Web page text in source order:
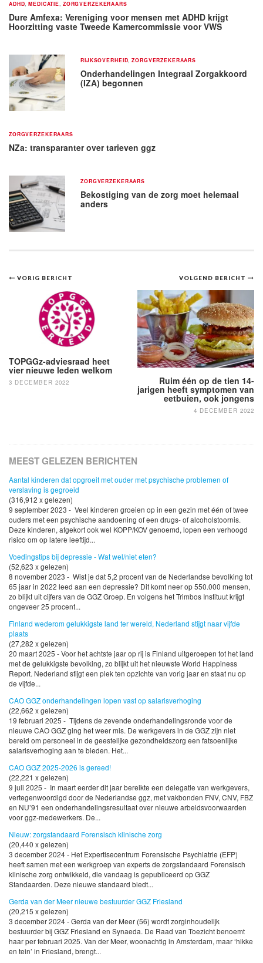
ADHD ,MEDICATIE ZORGVERZEKERAARS
Dure Amfexa: Vereniging voor mensen met ADHD krijgt
Hoorzitting vaste Tweede Kamercommissie voor VWS
RIJKSOVERHEID ,ZORGVERZEKERAARS
Onderhandelingen Integraal Zorgakkoord
(IZA) begonnen
ZORGVERZEKERAARS
NZa: transparanter over tarieven ggz
ZORGVERZEKERAARS
Bekostiging van de zorg moet helemaal
anders
Bericht
navigatie
VOLGEND BERICHT
Ruim één op de tien 14-
jarigen heeft symptomen van
eetbuien, ook jongens
4 DECEMBER 2022
VORIG BERICHT
TOPGGz-adviesraad heet
vier nieuwe leden welkom
3 DECEMBER 2022
MEEST GELEZEN BERICHTEN
Aantal kinderen dat opgroeit met ouder met psychische problemen of
verslaving is gegroeid
(316,912 x gelezen)
9 september 2023 - Veel kinderen groeien op in een gezin met één of twee
ouders met een psychische aandoening of een drugs- of alcoholstoornis.
Deze kinderen, afgekort ook wel KOPP/KOV genoemd, lopen een verhoogd
risico om op latere leeftijd...
Voedingstips bij depressie - Wat wel/niet eten?
(52,623 x gelezen)
8 november 2023 - Wist je dat 5,2 procent van de Nederlandse bevolking tot
65 jaar in 2022 leed aan een depressie? Dit komt neer op 550.000 mensen,
zo blijkt uit cijfers van de GGZ Groep. En volgens het Trimbos Instituut krijgt
ongeveer 25 procent...
Finland wederom gelukkigste land ter wereld, Nederland stijgt naar vijfde
plaats
(27,282 x gelezen)
20 maart 2025 - Voor het achtste jaar op rij is Finland uitgeroepen tot het land
met de gelukkigste bevolking, zo blijkt uit het nieuwste World Happiness
Report. Nederland stijgt een plek ten opzichte van vorig jaar en staat nu op
de vijfde...
CAO GGZ onderhandelingen lopen vast op salarisverhoging
(22,662 x gelezen)
19 februari 2025 - Tijdens de zevende onderhandelingsronde voor de
nieuwe CAO GGZ ging het weer mis. De werkgevers in de GGZ zijn niet
bereid om personeel in de geestelijke gezondheidszorg een fatsoenlijke
salarisverhoging aan te bieden. Het...
CAO GGZ 2025-2026 is gereed!
(22,221 x gelezen)
9 juli 2025 - In maart eerder dit jaar bereikte een delegatie van werkgevers,
vertegenwoordigd door de Nederlandse ggz, met vakbonden FNV, CNV, FBZ
en NU’91 een onderhandelingsresultaat over nieuwe arbeidsvoorwaarden
voor ggz-medewerkers. De...
Nieuw: zorgstandaard Forensisch klinische zorg
(20,440 x gelezen)
3 december 2024 - Het Expertisecentrum Forensische Psychiatrie (EFP)
heeft samen met een werkgroep van experts de zorgstandaard Forensisch
klinische zorg ontwikkeld, die vandaag is gepubliceerd op GGZ
Standaarden. Deze nieuwe standaard biedt...
Gerda van der Meer nieuwe bestuurder GGZ Friesland
(20,215 x gelezen)
3 december 2024 - Gerda van der Meer (56) wordt zorginhoudelijk
bestuurder bij GGZ Friesland en Synaeda. De Raad van Toezicht benoemt
haar per februari 2025. Van der Meer, woonachtig in Amsterdam, maar ‘hikke
en tein’ in Friesland, brengt...